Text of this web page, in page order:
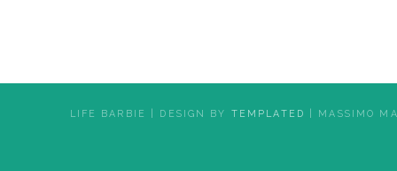
LIFE BARBIE | DESIGN BY TEMPLATED | MASSIMO